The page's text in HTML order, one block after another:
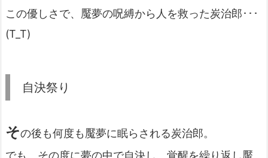
この優しさで、魘夢の呪縛から人を救った炭治郎･･･
(T_T)
自決祭り
その後も何度も魘夢に眠らされる炭治郎。
でも、その度に夢の中で自決し、覚醒を繰り返し魘